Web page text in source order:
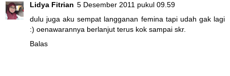
Lidya Fitrian 5 Desember 2011 pukul 09.59
dulu juga aku sempat langganan femina tapi udah gak lagi
:) oenawarannya berlanjut terus kok sampai skr.
Balas